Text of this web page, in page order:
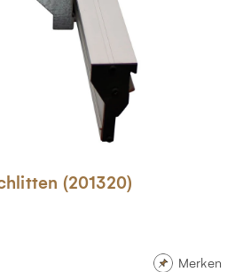
(201320)
Merken